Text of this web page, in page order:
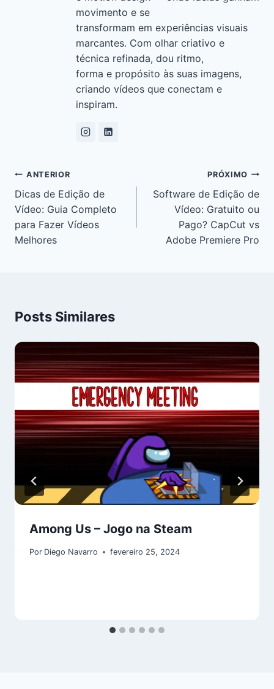
movimento e se
transformam em experiências visuais
marcantes. Com olhar criativo e
técnica refinada, dou ritmo,
forma e propósito às suas imagens,
criando vídeos que conectam e
inspiram.
ANTERIOR
Dicas de Edição de
Vídeo: Guia Completo
para Fazer Vídeos
Melhores
PRÓXIMO
Software de Edição de
Vídeo: Gratuito ou
Pago? CapCut vs
Adobe Premiere Pro
Posts Similares
Among Us – Jogo na Steam
Por Diego Navarro fevereiro 25, 2024